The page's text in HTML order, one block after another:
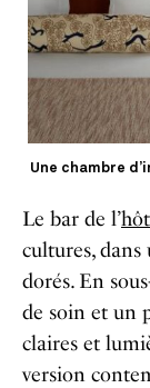
Une chambre
Le bar de l’
cultures,
dorés. ​En
de soin et un
claires et
version